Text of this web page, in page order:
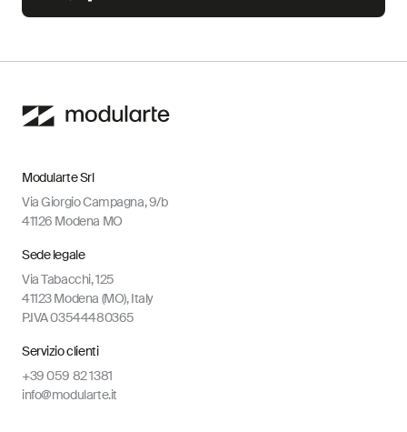
Modularte Srl
Via Giorgio Campagna, 9/b
41126 Modena MO
Sede legale
Via Tabacchi, 125
41123 Modena (MO), Italy
P.IVA 03544480365
Servizio clienti
+39 059 82 1381
info@modularte.it